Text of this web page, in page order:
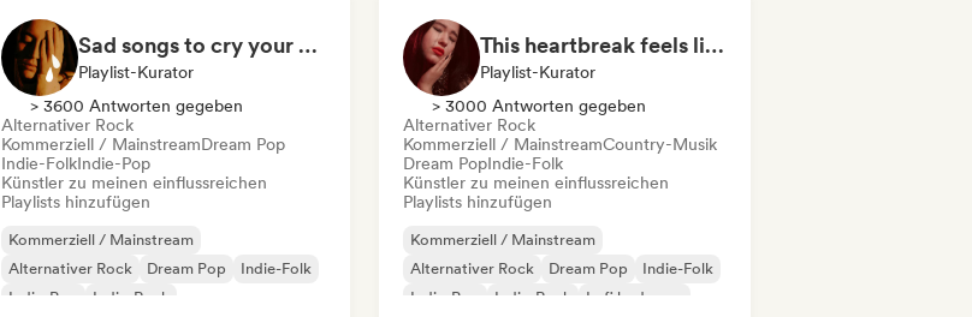
Sad songs to cry your eyes out
Playlist-Kurator
> 3600 Antworten gegeben
Alternativer Rock
Kommerziell / MainstreamDream Pop
Indie-FolkIndie-Pop
Künstler zu meinen einflussreichen
Playlists hinzufügen
Kommerziell / Mainstream
Alternativer Rock
Dream Pop
Indie-Folk
Indie-Pop
Indie-Rock
This heartbreak feels like the end of the world
Playlist-Kurator
> 3000 Antworten gegeben
Alternativer Rock
Kommerziell / MainstreamCountry-Musik
Dream PopIndie-Folk
Künstler zu meinen einflussreichen
Playlists hinzufügen
Kommerziell / Mainstream
Alternativer Rock
Dream Pop
Indie-Folk
Indie-Pop
Indie-Rock
Lofi bedroom